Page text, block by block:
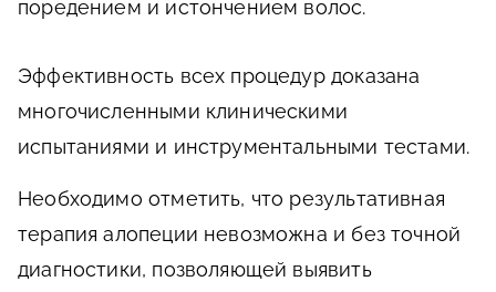
поредением и истончением волос.
Эффективность всех процедур доказана
многочисленными клиническими
испытаниями и инструментальными тестами.
Необходимо отметить, что результативная
терапия алопеции невозможна и без точной
диагностики, позволяющей выявить